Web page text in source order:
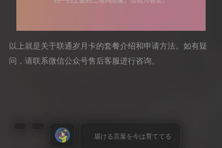
以上就是关于联通岁月卡的套餐介绍和申请方法。如有疑
问，请联系微信公众号售后客服进行咨询。
届ける言葉を今は育ててる